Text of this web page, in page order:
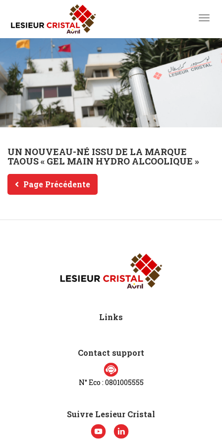
UN NOUVEAU-NÉ ISSU DE LA MARQUE
TAOUS « GEL MAIN HYDRO ALCOOLIQUE »
Page Précédente
Links
Contact support
N° Eco : 0801005555
Suivre Lesieur Cristal